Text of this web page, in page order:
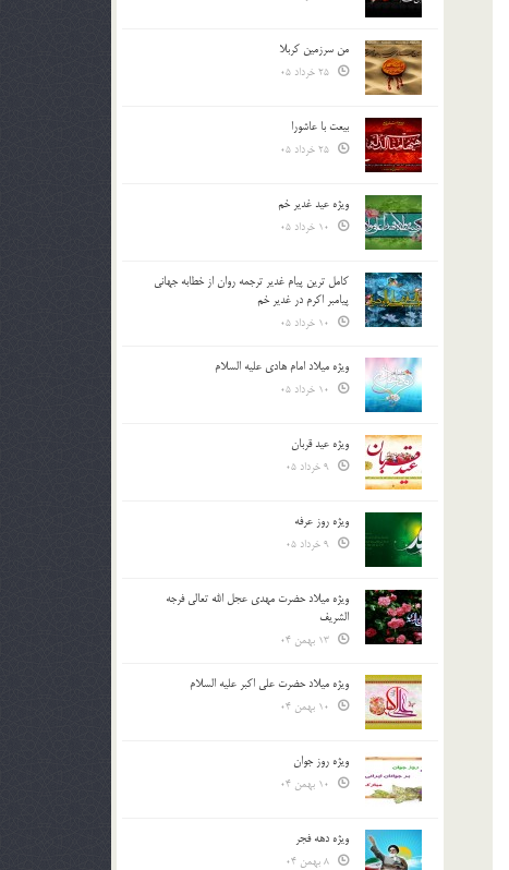
من سرزمین کربلا
بیعت با عاشورا
ویژه عید غدیر خم
کامل ترین پیام غدیر ترجمه روان از خطابه جهانی
پیامبر اکرم در غدیر خم
ویژه میلاد امام هادی علیه السلام
ویژه عید قربان
ویژه روز عرفه
ویژه میلاد حضرت مهدی عجل الله تعالی فرجه
الشريف
ویژه میلاد حضرت علی اکبر علیه السلام
ویژه روز جوان
ویژه دهه فجر